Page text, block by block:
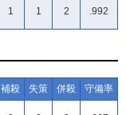
1 1 2 .992
補殺 失策 併殺 守備率